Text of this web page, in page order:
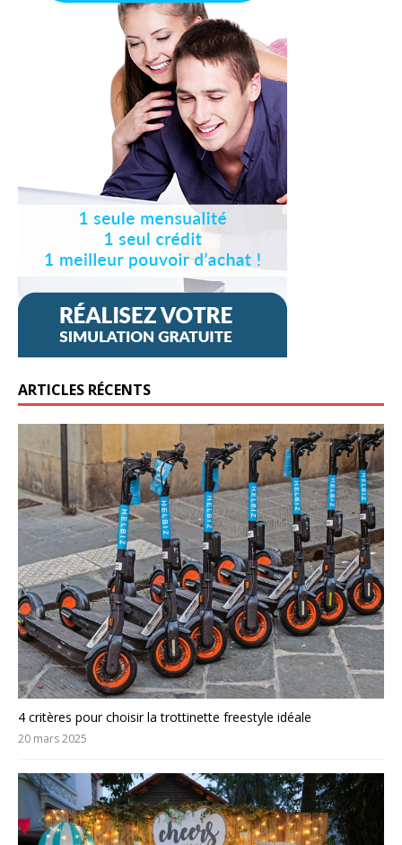
ARTICLES RÉCENTS
4 critères pour choisir la trottinette freestyle idéale
20 mars 2025